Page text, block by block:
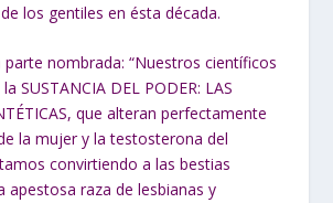
los gentiles en ésta década.
nombrada: “Nuestros científicos
SUSTANCIA DEL PODER: LAS
que alteran perfectamente
la mujer y la testosterona del
convirtiendo a las bestias
apestosa raza de lesbianas y